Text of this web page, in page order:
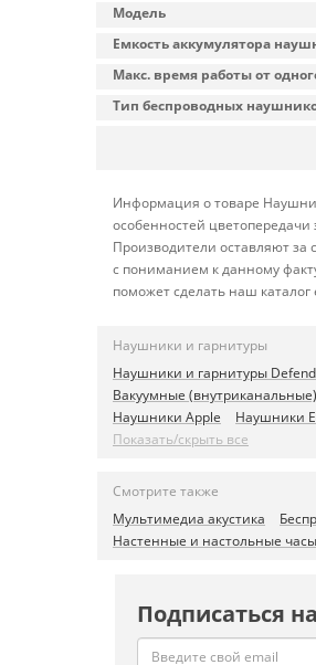
Модель
Емкость аккумулятора
Макс. время работы от
Тип беспроводных
Информация о товаре
особенностей
Производители оставляют за
с пониманием к данному
поможет сделать наш
Наушники и гарнитуры
Наушники и гарнитуры
Вакуумные
Наушники Apple
Наушники
Показать/скрыть все
Смотрите также
Мультимедиа акустика
Настенные и настольные часы
Подписаться